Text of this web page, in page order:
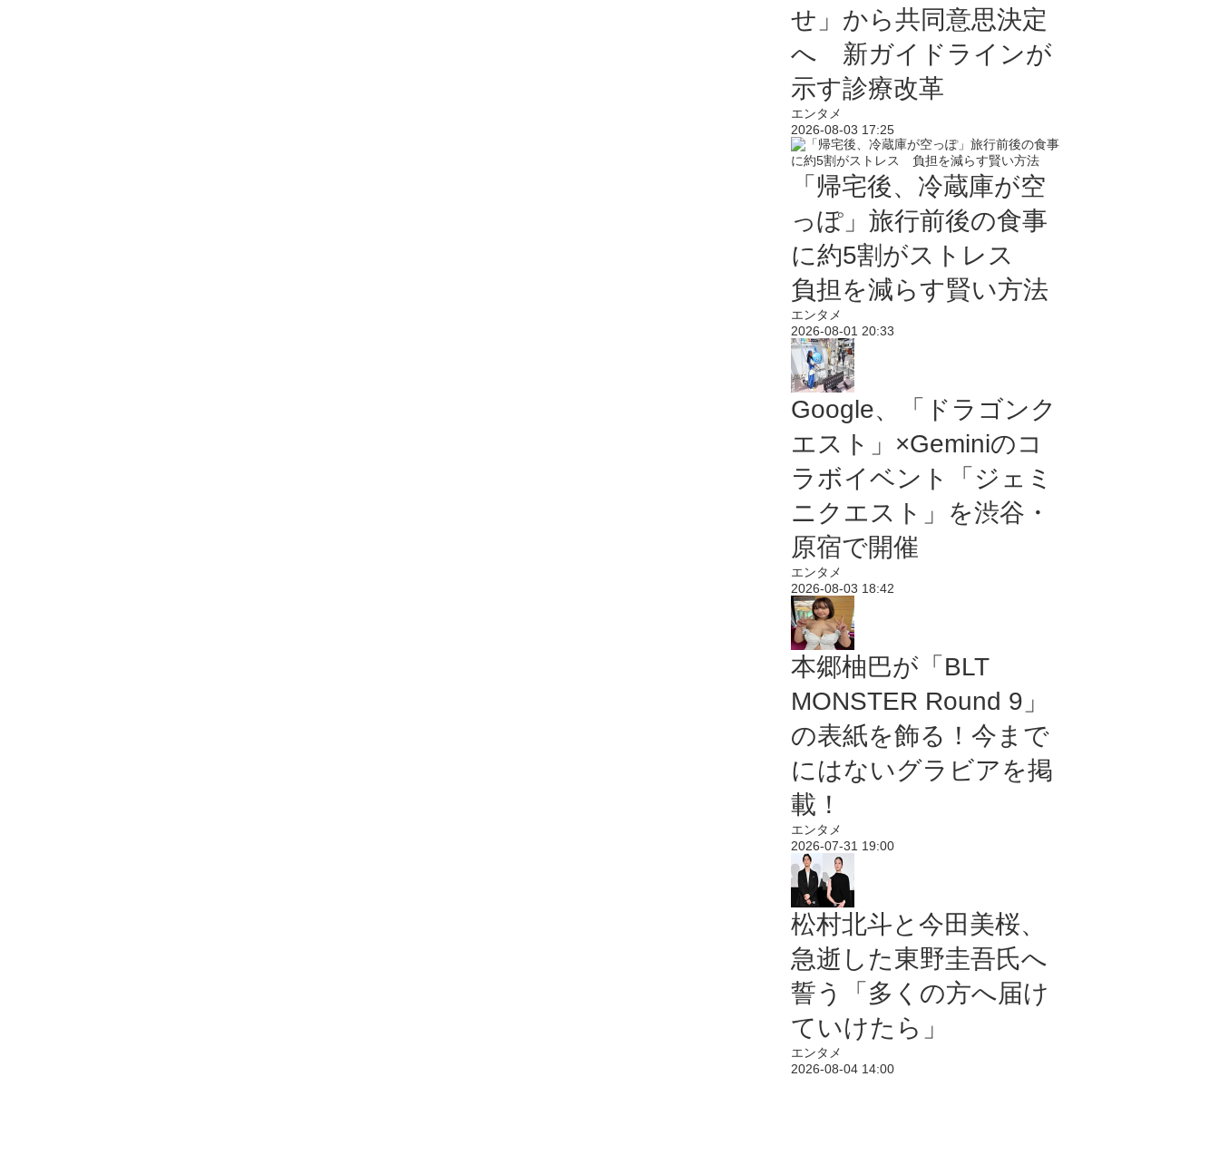
せ」から共同意思決定
へ 新ガイドラインが
示す診療改革
エンタメ
2026-08-03 17:25
「帰宅後、冷蔵庫が空
っぽ」旅行前後の食事
に約5割がストレス
負担を減らす賢い方法
エンタメ
2026-08-01 20:33
Google、「ドラゴンク
エスト」×Geminiのコ
ラボイベント「ジェミ
ニクエスト」を渋谷・
原宿で開催
エンタメ
2026-08-03 18:42
本郷柚巴が「BLT
MONSTER Round 9」
の表紙を飾る！今まで
にはないグラビアを掲
載！
エンタメ
2026-07-31 19:00
松村北斗と今田美桜、
急逝した東野圭吾氏へ
誓う「多くの方へ届け
ていけたら」
エンタメ
2026-08-04 14:00